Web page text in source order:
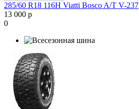
285/60 R18 116H Viatti Bosco A/T V-237
13 000 р
0